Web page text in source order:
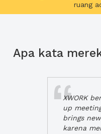
ruang
Apa kata
XWORK
up
brings
karena